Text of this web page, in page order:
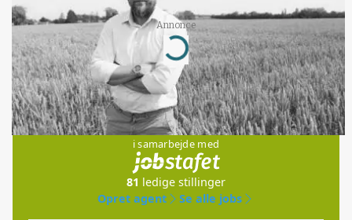
Annonce
Loading...
Jobs
i samarbejde med
81 ledige stillinger
Opret agent
Se alle jobs